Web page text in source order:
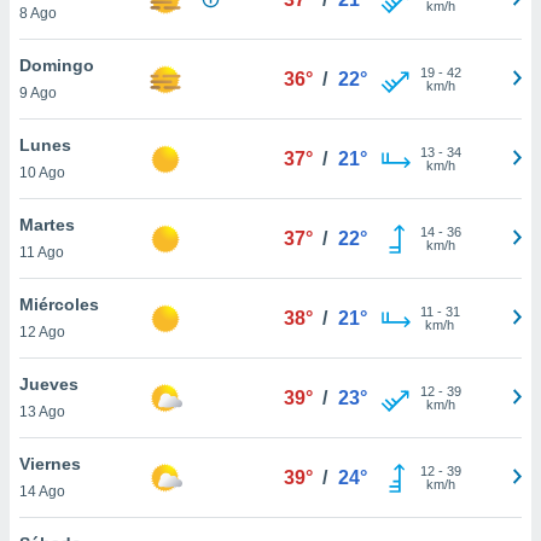
más
nuestra
y
disponible
cookies
aceptar
8 Ago
km/h
Domingo
9 Ago
36° / 22° 19- 42
km/h
Lunes
10 Ago
37° / 21° 13- 34
km/h
Martes
11 Ago
37° / 22° 14- 36
km/h
Miércoles
12 Ago
38° / 21° 11 - 31
km/h
Jueves
13 Ago
39° / 23° 12- 39
km/h
Viernes
14 Ago
39° / 24° 12- 39
km/h